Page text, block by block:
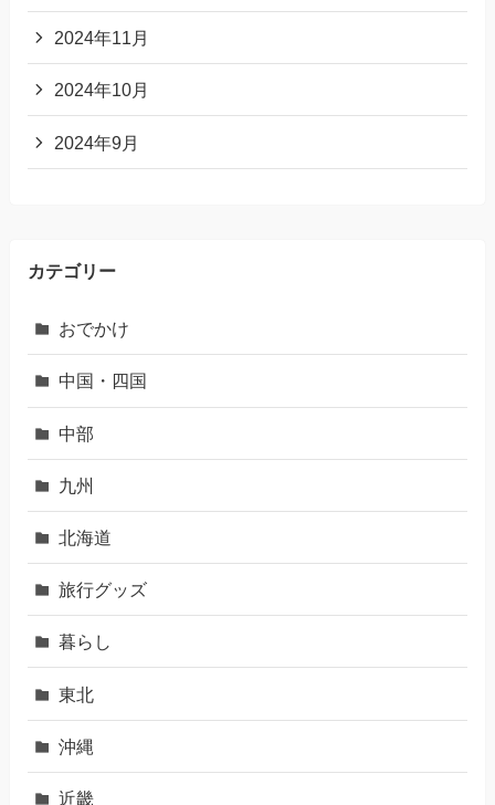
2024年11月
2024年10月
2024年9月
カテゴリー
おでかけ
中国・四国
中部
九州
北海道
旅行グッズ
暮らし
東北
沖縄
近畿